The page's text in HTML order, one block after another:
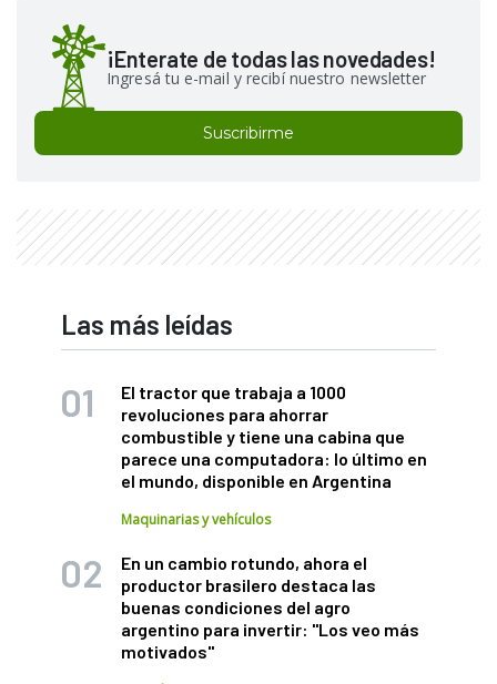
¡Enterate de todas las novedades!
Ingresá tu e-mail y recibí nuestro newsletter
Suscribirme
Las más leídas
El tractor que trabaja a 1000
revoluciones para ahorrar
combustible y tiene una cabina que
parece una computadora: lo último en
el mundo, disponible en Argentina
Maquinarias y vehículos
En un cambio rotundo, ahora el
productor brasilero destaca las
buenas condiciones del agro
argentino para invertir: "Los veo más
motivados"